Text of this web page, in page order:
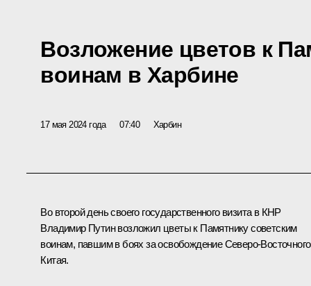
Возложение цветов к
воинам в Харбине
17 мая 2024 года 07:40 Харбин
Во второй день своего государственного визита в КНР
Владимир Путин возложил цветы к Памятнику советским
воинам, павшим в боях за освобождение Северо-Восточного
Китая.